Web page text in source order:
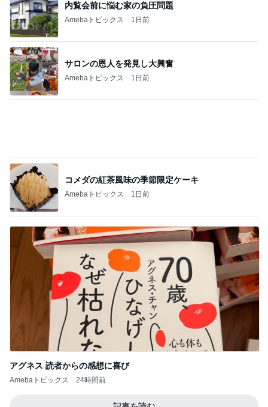
サロンの恩人を発見し大興奮
Amebaトピックス 1日前
アグネス 読者からの感想に喜び
Amebaトピックス 24時間前
記事を読む